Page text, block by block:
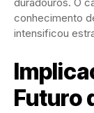
conhecimento
intensificou
Futuro